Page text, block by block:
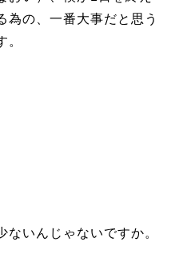
為の、一番大事だと思う
。
ないんじゃないですか。